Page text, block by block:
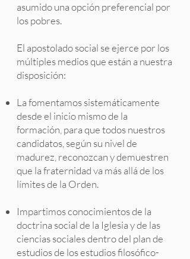
asumido una opción preferencial por
los pobres.
El apostolado social se ejerce por los
múltiples medios que están a nuestra
disposición:
La fomentamos sistemáticamente
desde el inicio mismo de la
formación, para que todos nuestros
candidatos, según su nivel de
madurez, reconozcan y demuestren
que la fraternidad va más allá de los
límites de la Orden.
Impartimos conocimientos de la
doctrina social de la Iglesia y de las
ciencias sociales dentro del plan de
estudios de los estudios filosófico-